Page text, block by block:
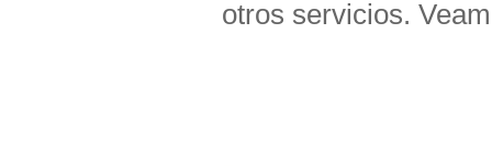
otros servicios.